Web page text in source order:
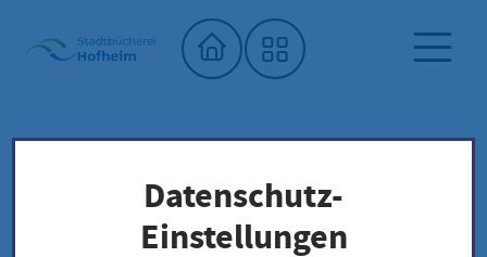
Startseite"
Stadtbücherei Für Kitas und Schulen
Märchen-Kunst-Projekt der Hofheimer
KulturWerkstatt e.V.
Datenschutz-
Einstellungen